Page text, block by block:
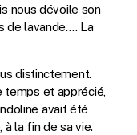
nous dévoile son
de lavande.… La
distinctement.
temps et apprécié,
avait été
la fin de sa vie.